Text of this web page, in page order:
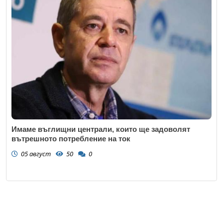
Имаме въглищни централи, които ще задоволят
вътрешното потребление на ток
05 август 50 0